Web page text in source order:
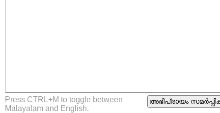
Press CTRL+M to toggle between
Malayalam and English.